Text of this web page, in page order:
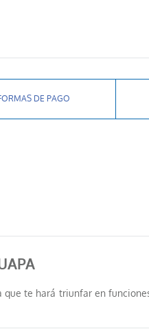
DE PAGO
te hará triunfar en